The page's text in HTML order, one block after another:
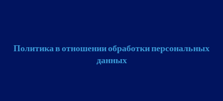
Политика в отношении обработки персональных
данных